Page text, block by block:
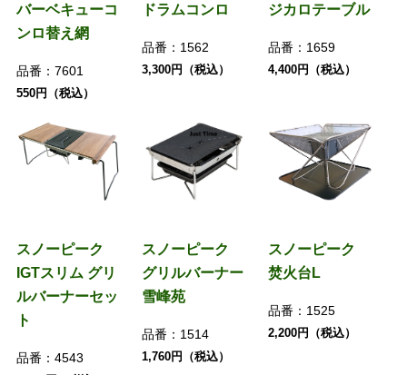
バーベキューコ
ンロ替え網
品番： 7601
550円（税込）
ドラムコンロ
品番： 1562
3,300円（税込）
ジカロテーブル
品番： 1659
4,400円（税込）
スノーピーク
IGTスリム グリ
ルバーナーセッ
ト
品番： 4543
スノーピーク
グリルバーナー
雪峰苑
品番： 1514
1,760円（税込）
スノーピーク
焚火台L
品番： 1525
2,200円（税込）